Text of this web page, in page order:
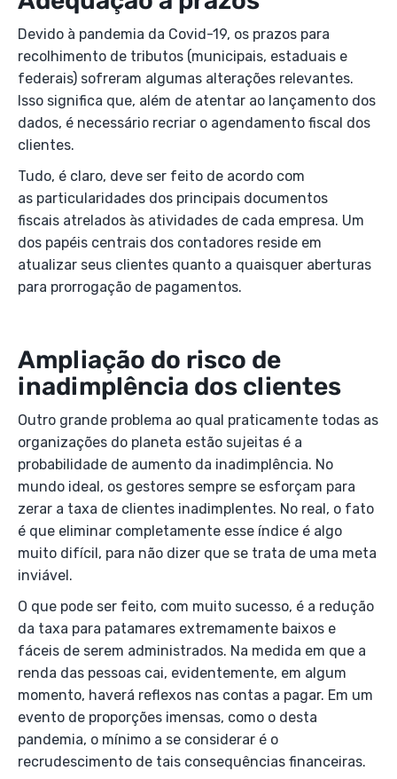
Devido à pandemia da Covid-19, os prazos para
recolhimento de tributos (municipais, estaduais e
federais) sofreram algumas alterações relevantes.
Isso significa que, além de atentar ao lançamento dos
dados, é necessário recriar o agendamento fiscal dos
clientes.
Tudo, é claro, deve ser feito de acordo com
as particularidades dos principais documentos
fiscais atrelados às atividades de cada empresa. Um
dos papéis centrais dos contadores reside em
atualizar seus clientes quanto a quaisquer aberturas
para prorrogação de pagamentos.
Ampliação do risco de
inadimplência dos clientes
Outro grande problema ao qual praticamente todas as
organizações do planeta estão sujeitas é a
probabilidade de aumento da inadimplência. No
mundo ideal, os gestores sempre se esforçam para
zerar a taxa de clientes inadimplentes. No real, o fato
é que eliminar completamente esse índice é algo
muito difícil, para não dizer que se trata de uma meta
inviável.
O que pode ser feito, com muito sucesso, é a redução
da taxa para patamares extremamente baixos e
fáceis de serem administrados. Na medida em que a
renda das pessoas cai, evidentemente, em algum
momento, haverá reflexos nas contas a pagar. Em um
evento de proporções imensas, como o desta
pandemia, o mínimo a se considerar é o
recrudescimento de tais consequências financeiras.